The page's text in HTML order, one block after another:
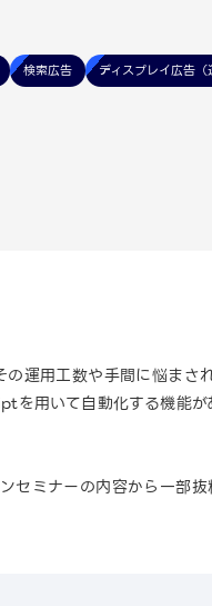
検索広告 ディスプレイ広告（
運用工数や手間に悩まさ
用いて自動化する機能
ミナーの内容から一部